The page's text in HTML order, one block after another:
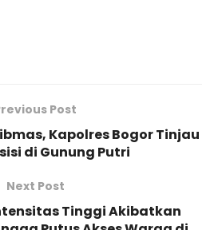
Post
Kapolres Bogor Tinjau
di Gunung Putri
Next Post
Tinggi Akibatkan